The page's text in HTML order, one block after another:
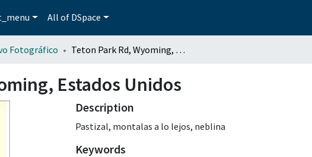
All of DSpace
Fotográfico Teton Park Rd, Wyoming, Estados Unidos
Estados Unidos
Description
Pastizal, montalas a lo lejos, neblina
Keywords